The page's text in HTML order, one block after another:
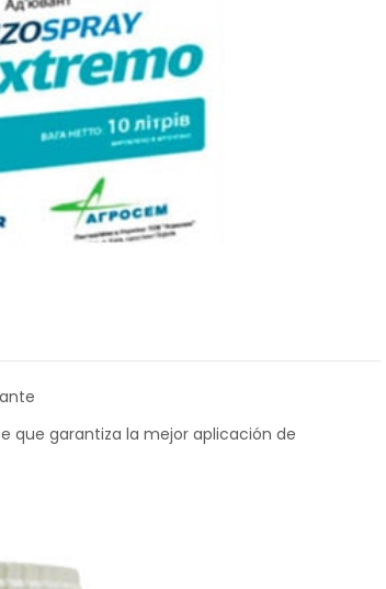
que garantiza la mejor aplicación de